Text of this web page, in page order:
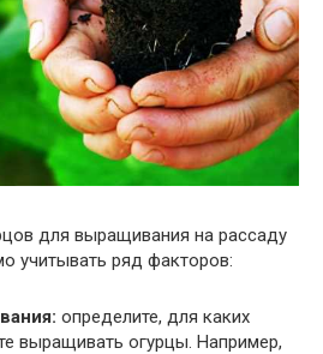
для выращивания на рассаду
учитывать ряд факторов:
определите, для каких
выращивать огурцы. Например,